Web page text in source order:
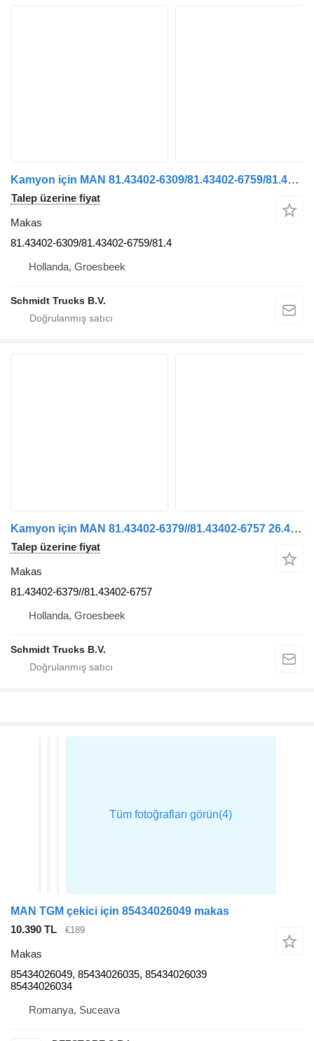
Kamyon için MAN 81.43402-6309/81.43402-6759/81.43402-6359 41.460 8X4 MODEL 2021 makas
Talep üzerine fiyat
Makas
81.43402-6309/81.43402-6759/81.4
Hollanda, Groesbeek
Schmidt Trucks B.V.
Kamyon için MAN 81.43402-6379//81.43402-6757 26.440 EURO 6 MODEL 2025 makas
Talep üzerine fiyat
Makas
81.43402-6379//81.43402-6757
Hollanda, Groesbeek
Schmidt Trucks B.V.
MAN TGM çekici için 85434026049 makas
10.390 TL
€189
Makas
85434026049, 85434026035, 85434026039
85434026034
Romanya, Suceava